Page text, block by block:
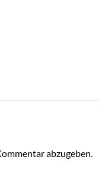
abzugeben.